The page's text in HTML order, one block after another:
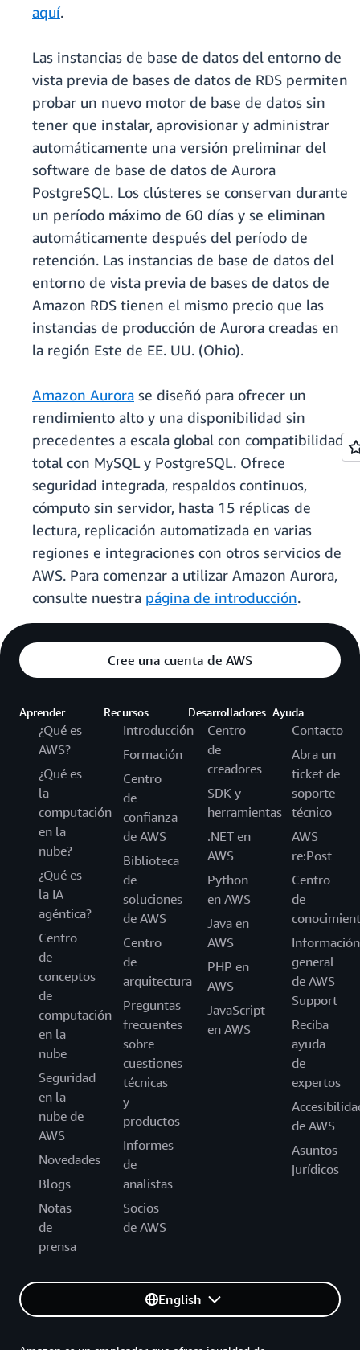
aquí.
Las instancias de base de datos del entorno de
vista previa de bases de datos de RDS permiten
probar un nuevo motor de base de datos sin
tener que instalar, aprovisionar y administrar
automáticamente una versión preliminar del
software de base de datos de Aurora
PostgreSQL. Los clústeres se conservan durante
un período máximo de 60 días y se eliminan
automáticamente después del período de
retención. Las instancias de base de datos del
entorno de vista previa de bases de datos de
Amazon RDS tienen el mismo precio que las
instancias de producción de Aurora creadas en
la región Este de EE. UU. (Ohio).
Amazon Aurora se diseñó para ofrecer un
rendimiento alto y una disponibilidad sin
precedentes a escala global con compatibilidad
total con MySQL y PostgreSQL. Ofrece
seguridad integrada, respaldos continuos,
cómputo sin servidor, hasta 15 réplicas de
lectura, replicación automatizada en varias
regiones e integraciones con otros servicios de
AWS. Para comenzar a utilizar Amazon Aurora,
consulte nuestra página de introducción.
Cree una cuenta de AWS
Aprender
¿Qué es
AWS?
¿Qué es
la
computación
en la
nube?
¿Qué es
la IA
agéntica?
Centro
de
conceptos
de
computación
en la
nube
Seguridad
en la
nube de
AWS
Novedades
Blogs
Notas
de
prensa
Recursos
Introducción
Formación
Centro
de
confianza
de AWS
Biblioteca
de
soluciones
de AWS
Centro
de
arquitectura
Preguntas
frecuentes
sobre
cuestiones
técnicas
y
productos
Informes
de
analistas
Socios
de AWS
Desarrolladores
Centro
de
creadores
SDK y
herramientas
.NET en
AWS
Python
en AWS
Java en
AWS
PHP en
AWS
JavaScript
en AWS
Ayuda
Contacto
Abra un
ticket de
soporte
técnico
AWS
re:Post
Centro
de
Información
general
de AWS
Support
Reciba
ayuda
de
expertos
de AWS
Asuntos
jurídicos
English